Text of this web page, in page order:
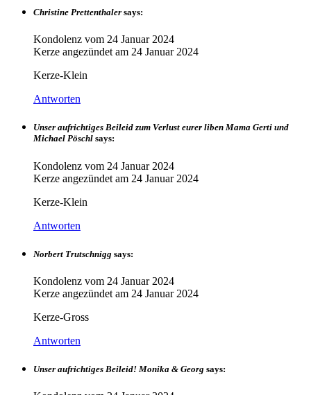
Christine Prettenthaler says:
Kondolenz vom 24 Januar 2024
Kerze angezündet am 24 Januar 2024
Kerze-Klein
Antworten
Unser aufrichtiges Beileid zum Verlust eurer liben Mama Gerti und
Michael Pöschl says:
Kondolenz vom 24 Januar 2024
Kerze angezündet am 24 Januar 2024
Kerze-Klein
Antworten
Norbert Trutschnigg says:
Kondolenz vom 24 Januar 2024
Kerze angezündet am 24 Januar 2024
Kerze-Gross
Antworten
Unser aufrichtiges Beileid! Monika & Georg says: